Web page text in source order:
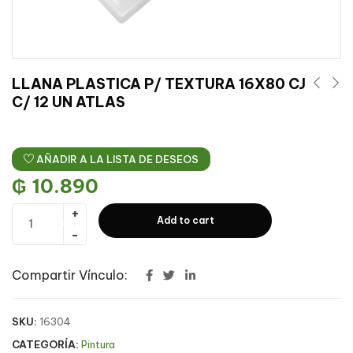
LLANA PLASTICA P/ TEXTURA 16X80 CJ
C/ 12 UN ATLAS
AÑADIR A LA LISTA DE DESEOS
₲ 10.890
Add to cart
Compartir Vínculo:
SKU: 16304
CATEGORÍA: Pintura